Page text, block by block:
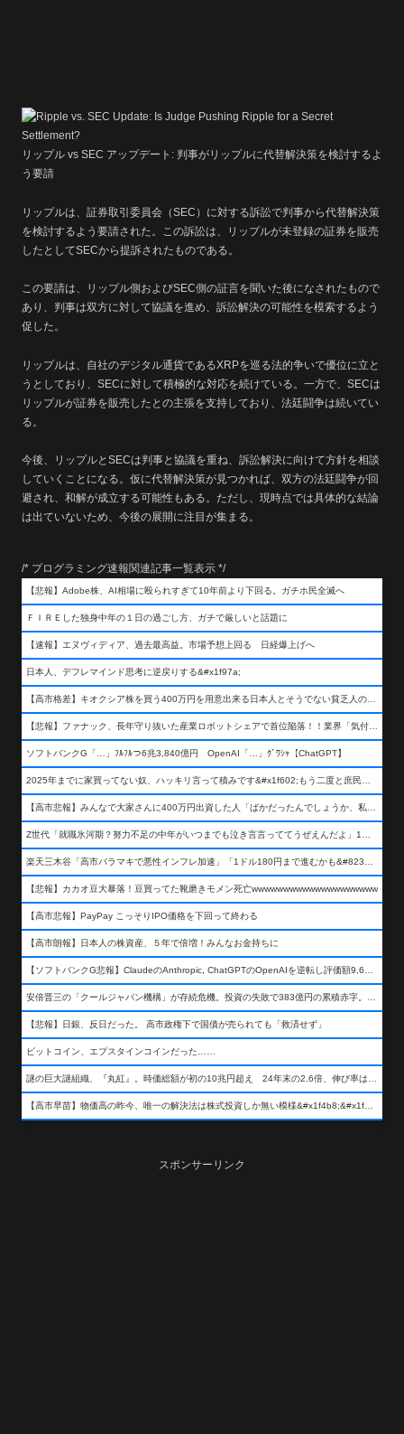
リップル vs SEC アップデート: 判事がリップルに代替解決策を検討するよ
う要請
リップルは、証券取引委員会（SEC）に対する訴訟で判事から代替解決策
を検討するよう要請された。この訴訟は、リップルが未登録の証券を販売
したとしてSECから提訴されたものである。
この要請は、リップル側およびSEC側の証言を聞いた後になされたもので
あり、判事は双方に対して協議を進め、訴訟解決の可能性を模索するよう
促した。
リップルは、自社のデジタル通貨であるXRPを巡る法的争いで優位に立と
うとしており、SECに対して積極的な対応を続けている。一方で、SECは
リップルが証券を販売したとの主張を支持しており、法廷闘争は続いてい
る。
今後、リップルとSECは判事と協議を重ね、訴訟解決に向けて方針を相談
していくことになる。仮に代替解決策が見つかれば、双方の法廷闘争が回
避され、和解が成立する可能性もある。ただし、現時点では具体的な結論
は出ていないため、今後の展開に注目が集まる。
/* プログラミング速報関連記事一覧表示 */
【悲報】Adobe株、AI相場に殴られすぎて10年前より下回る。ガチホ民全滅へ
ＦＩＲＥした独身中年の１日の過ごし方、ガチで厳しいと話題に
【速報】エヌヴィディア、過去最高益。市場予想上回る 日経爆上げへ
日本人、デフレマインド思考に逆戻りする&#x1f97a;
【高市格差】キオクシア株を買う400万円を用意出来る日本人とそうでない貧乏人の差が超広まるって事よ
【悲報】ファナック、長年守り抜いた産業ロボットシェアで首位陥落！！業界「気付いたら一気に抜かれていた…」
ソフトバンクG「…」ﾌﾙﾌﾙつ6兆3,840億円 OpenAI「…」ｸﾞﾜｼｬ【ChatGPT】
2025年までに家買ってない奴、ハッキリ言って積みです&#x1f602;もう二度と庶民が買える値段になりません&#x1f602;&#x1f602;&#x1f602;
【高市悲報】みんなで大家さんに400万円出資した人「ばかだったんでしょうか、私は&#x1f622;」
Z世代「就職氷河期？努力不足の中年がいつまでも泣き言言っててうぜえんだよ」1万いいね
楽天三木谷「高市バラマキで悪性インフレ加速」「1ドル180円まで進むかも&#8230;もう看過できない」
【悲報】カカオ豆大暴落！豆買ってた靴磨きモメン死亡wwwwwwwwwwwwwwwwwwww
【高市悲報】PayPay こっそりIPO価格を下回って終わる
【高市朗報】日本人の株資産、５年で倍増！みんなお金持ちに
【ソフトバンクG悲報】ClaudeのAnthropic, ChatGPTのOpenAIを逆転し評価額9,650億ドル (約154兆円) の世界一価値あるAI企業に……
安倍晋三の「クールジャパン機構」が存続危機。投資の失敗で383億円の累積赤字。2025年度決算も大赤字の可能性。責任の所在はウヤムヤ
【悲報】日銀、反日だった。 高市政権下で国債が売られても「救済せず」
ビットコイン、エプスタインコインだった……
謎の巨大謎組織、『丸紅』。時価総額が初の10兆円超え 24年末の2.6倍、伸び率は謎組織首位
【高市早苗】物価高の昨今、唯一の解決法は株式投資しか無い模様&#x1f4b8;&#x1f4b8;&#x1f4b8;
スポンサーリンク